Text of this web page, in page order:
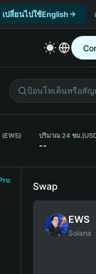
เปลี่ยนไปใช้English
ปริมาณ 24 ชม.
--
Swap
EWS
Solana